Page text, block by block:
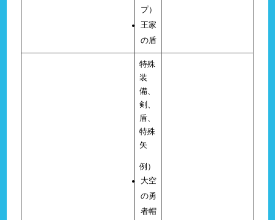
プ）
王家
の盾
特殊
装
備、
剣、
盾、
特殊
矢
例）
大空
の勇
者帽